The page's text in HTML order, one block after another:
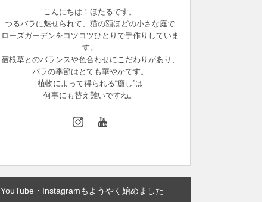
こんにちは！ほたるです。
つるバラに魅せられて、猫の額ほどの小さな庭で
ローズガーデンをコツコツひとりで手作りしていま
す。
宿根草とのバランスや色合わせにこだわりがあり、
バラの季節はとても華やかです。
植物によって得られる“癒し”は
何事にも替え難いですね。
YouTube・Instagramもようやく始めました